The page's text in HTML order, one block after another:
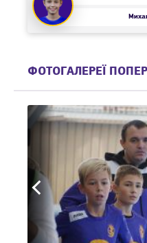
ФОТОГАЛЕРЕЇ